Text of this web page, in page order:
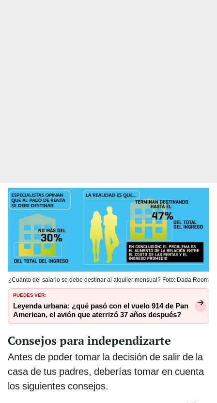
¿Cuánto del salario se debe destinar al alquiler mensual? Foto: Dada Room
PUEDES VER:
Leyenda urbana: ¿qué pasó con el vuelo 914 de Pan
American, el avión que aterrizó 37 años después?
Consejos para independizarte
Antes de poder tomar la decisión de salir de la
casa de tus padres, deberías tomar en cuenta
los siguientes consejos.